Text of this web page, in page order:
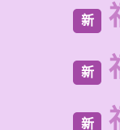
新
新
新